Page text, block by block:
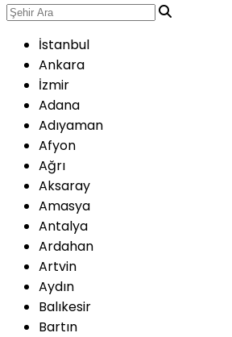
İstanbul
Ankara
İzmir
Adana
Adıyaman
Afyon
Ağrı
Aksaray
Amasya
Antalya
Ardahan
Artvin
Aydın
Balıkesir
Bartın